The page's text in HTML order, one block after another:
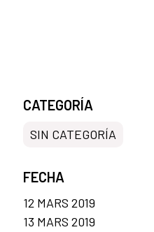
CATEGORÍA
SIN CATEGORÍA
FECHA
12 MARS 2019
13 MARS 2019